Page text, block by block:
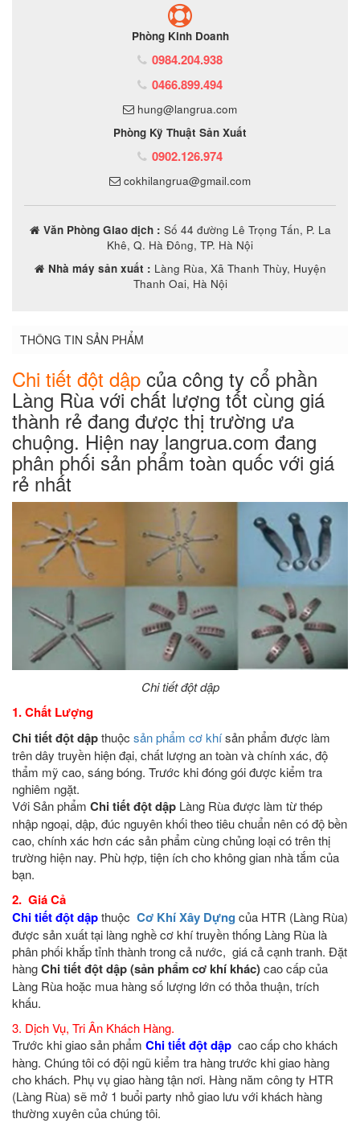
Phòng Kinh Doanh
0984.204.938
0466.899.494
hung@langrua.com
Phòng Kỹ Thuật Sản Xuất
0902.126.974
cokhilangrua@gmail.com
Văn Phòng Giao dịch : Số 44 đường Lê Trọng Tấn, P. La
Khê, Q. Hà Đông, TP. Hà Nội
Nhà máy sản xuất : Làng Rùa, Xã Thanh Thùy, Huyện
Thanh Oai, Hà Nội
THÔNG TIN SẢN PHẨM
Chi tiết đột dập của công ty cổ phần
Làng Rùa với chất lượng tốt cùng giá
thành rẻ đang được thị trường ưa
chuộng. Hiện nay langrua.com đang
phân phối sản phẩm toàn quốc với giá
rẻ nhất
Chi tiết đột dập
1. Chất Lượng
Chi tiết đột dậpthuộc sản phẩm cơ khísản phẩm được làm
trên dây truyền hiện đại, chất lượng an toàn và chính xác, độ
thẩm mỹ cao, sáng bóng. Trước khi đóng gói được kiểm tra
nghiêm ngặt.
Với Sản phẩm Chi tiết đột dập Làng Rùa được làm từ thép
nhập ngoại, dập, đúc nguyên khối theo tiêu chuẩn nên có độ bền
cao, chính xác hơn các sản phẩm cùng chủng loại có trên thị
trường hiện nay. Phù hợp, tiện ích cho không gian nhà tắm của
bạn.
2. Giá Cả
Chi tiết đột dậpthuộc Cơ Khí Xây Dựng của HTR (Làng Rùa)
được sản xuất tại làng nghề cơ khí truyền thống Làng Rùa là
phân phối khắp tỉnh thành trong cả nước, giá cả cạnh tranh. Đặt
hàngChi tiết đột dập(sản phẩm cơ khí khác)cao cấp của
Làng Rùa hoặc mua hàng số lượng lớn có thỏa thuận, trích
khấu.
3. Dịch Vụ, Tri Ân Khách Hàng.
Trước khi giao sản phẩm Chi tiết đột dập cao cấp cho khách
hàng. Chúng tôi có đội ngũ kiểm tra hàng trước khi giao hàng
cho khách. Phụ vụ giao hàng tận nơi. Hàng năm công ty HTR
(Làng Rùa) sẽ mở 1 buổi party nhỏ giao lưu với khách hàng
thường xuyên của chúng tôi.